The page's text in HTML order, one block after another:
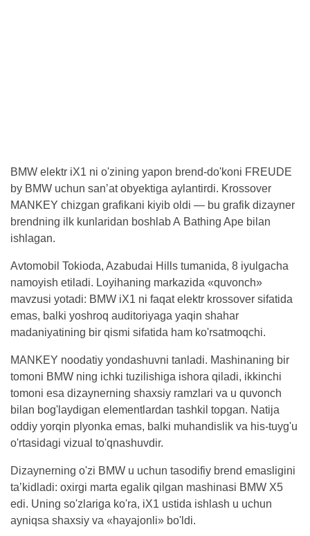
BMW elektr iX1 ni o'zining yapon brend-do'koni FREUDE
by BMW uchun sanʼat obyektiga aylantirdi. Krossover
MANKEY chizgan grafikani kiyib oldi — bu grafik dizayner
brendning ilk kunlaridan boshlab A Bathing Ape bilan
ishlagan.
Avtomobil Tokioda, Azabudai Hills tumanida, 8 iyulgacha
namoyish etiladi. Loyihaning markazida «quvonch»
mavzusi yotadi: BMW iX1 ni faqat elektr krossover sifatida
emas, balki yoshroq auditoriyaga yaqin shahar
madaniyatining bir qismi sifatida ham ko'rsatmoqchi.
MANKEY noodatiy yondashuvni tanladi. Mashinaning bir
tomoni BMW ning ichki tuzilishiga ishora qiladi, ikkinchi
tomoni esa dizaynerning shaxsiy ramzlari va u quvonch
bilan bog'laydigan elementlardan tashkil topgan. Natija
oddiy yorqin plyonka emas, balki muhandislik va his-tuyg'u
o'rtasidagi vizual to'qnashuvdir.
Dizaynerning o'zi BMW u uchun tasodifiy brend emasligini
taʼkidladi: oxirgi marta egalik qilgan mashinasi BMW X5
edi. Uning so'zlariga ko'ra, iX1 ustida ishlash u uchun
ayniqsa shaxsiy va «hayajonli» bo'ldi.